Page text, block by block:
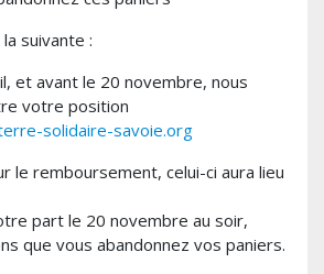
suivante :
et avant le 20 novembre, nous
votre position
solidaire-savoie.org
le remboursement, celui-ci aura lieu
part le 20 novembre au soir,
que vous abandonnez vos paniers.